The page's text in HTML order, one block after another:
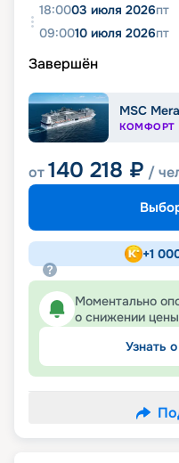
18:0003 июля 2026пт
09:0010 июля 2026пт
Завершён
MSC
КОМФОРТ
от140 218 ₽ /
+1
Моментально
о снижении цены
Узнать